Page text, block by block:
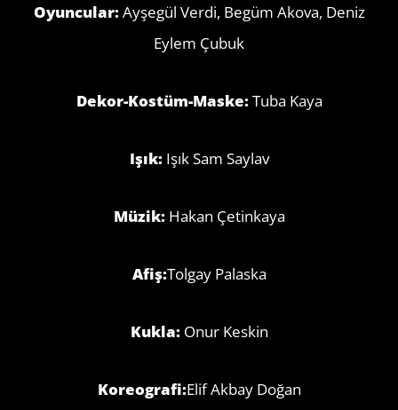
Oyuncular:Ayşegül Verdi, Begüm Akova, Deniz
Eylem Çubuk
Dekor-Kostüm-Maske:Tuba Kaya
Işık:Işık Sam Saylav
Müzik:Hakan Çetinkaya
Afiş:Tolgay Palaska
Kukla: Onur Keskin
Koreografi:Elif Akbay Doğan